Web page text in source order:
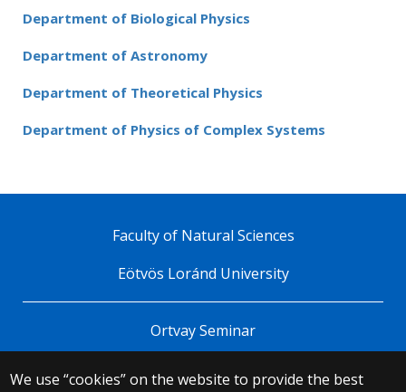
Department of Biological Physics
Department of Astronomy
Department of Theoretical Physics
Department of Physics of Complex Systems
We use “cookies” on the website to provide the best
Faculty of Natural Sciences
Eötvös Loránd University
Ortvay Seminar
© 2025 Eötvös Loránd University